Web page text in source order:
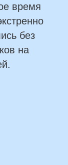
время
без
на